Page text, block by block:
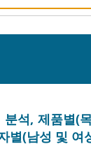
석, 제품별(
별(남성 및